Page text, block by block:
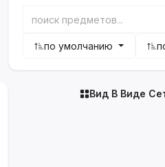
по умолчанию
Вид В Виде